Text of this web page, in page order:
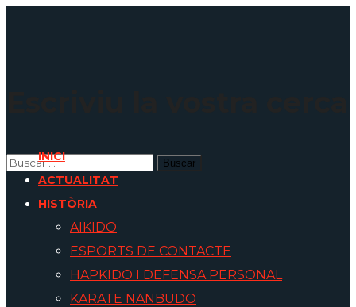
INICI
ACTUALITAT
HISTÒRIA
AIKIDO
ESPORTS DE CONTACTE
HAPKIDO I DEFENSA PERSONAL
KARATE NANBUDO